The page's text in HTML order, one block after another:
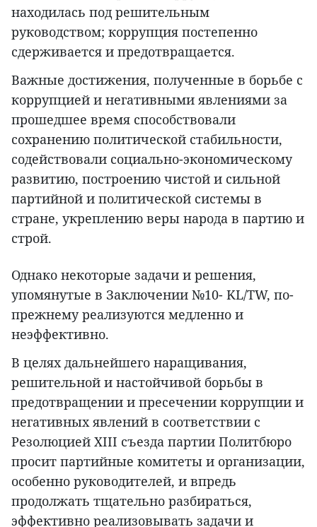
находилась под решительным
руководством; коррупция постепенно
сдерживается и предотвращается.
Важные достижения, полученные в борьбе с
коррупцией и негативными явлениями за
прошедшее время способствовали
сохранению политической стабильности,
содействовали социально-экономическому
развитию, построению чистой и сильной
партийной и политической системы в
стране, укреплению веры народа в партию и
строй.
Однако некоторые задачи и решения,
упомянутые в Заключении №10- KL/TW, по-
прежнему реализуются медленно и
неэффективно.
В целях дальнейшего наращивания,
решительной и настойчивой борьбы в
предотвращении и пресечении коррупции и
негативных явлений в соответствии с
Резолюцией XIII съезда партии Политбюро
просит партийные комитеты и организации,
особенно руководителей, и впредь
продолжать тщательно разбираться,
эффективно реализовывать задачи и